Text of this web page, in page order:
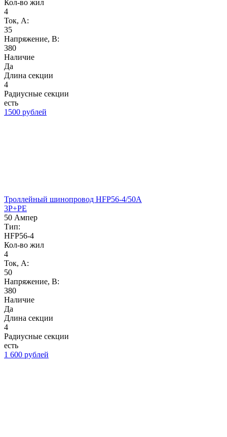
Кол-во жил
4
Ток, А:
35
Напряжение, B:
380
Наличие
Да
Длина секции
4
Радиусные секции
есть
1500 рублей
Троллейный шинопровод HFP56-4/50A
3P+PE
50 Ампер
Тип:
HFP56-4
Кол-во жил
4
Ток, А:
50
Напряжение, B:
380
Наличие
Да
Длина секции
4
Радиусные секции
есть
1 600 рублей